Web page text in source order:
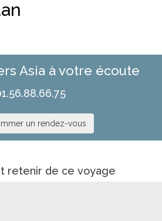
Asia à votre écoute
un rendez-vous
retenir de ce voyage